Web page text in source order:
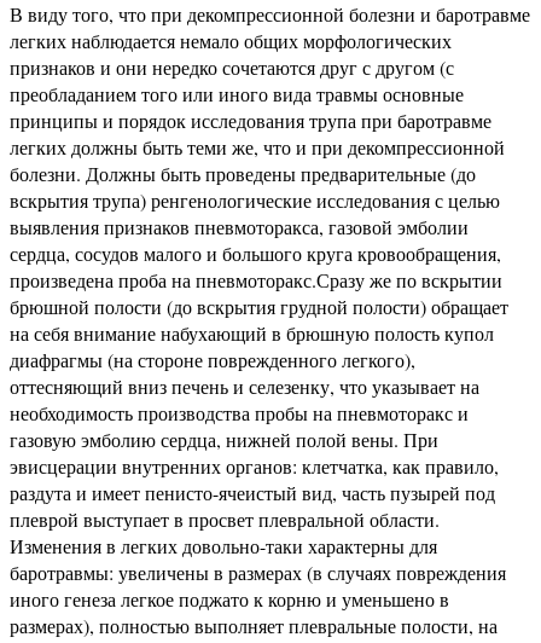
В виду того, что при декомпрессионной болезни и баротравме
легких наблюдается немало общих морфологических
признаков и они нередко сочетаются друг с другом (с
преобладанием того или иного вида травмы основные
принципы и порядок исследования трупа при баротравме
легких должны быть теми же, что и при декомпрессионной
болезни. Должны быть проведены предварительные (до
вскрытия трупа) ренгенологические исследования с целью
выявления признаков пневмоторакса, газовой эмболии
сердца, сосудов малого и большого круга кровообращения,
произведена проба на пневмоторакс.Сразу же по вскрытии
брюшной полости (до вскрытия грудной полости) обращает
на себя внимание набухающий в брюшную полость купол
диафрагмы (на стороне поврежденного легкого),
оттесняющий вниз печень и селезенку, что указывает на
необходимость производства пробы на пневмоторакс и
газовую эмболию сердца, нижней полой вены. При
эвисцерации внутренних органов: клетчатка, как правило,
раздута и имеет пенисто-ячеистый вид, часть пузырей под
плеврой выступает в просвет плевральной области.
Изменения в легких довольно-таки характерны для
баротравмы: увеличены в размерах (в случаях повреждения
иного генеза легкое поджато к корню и уменьшено в
размерах), полностью выполняет плевральные полости, на